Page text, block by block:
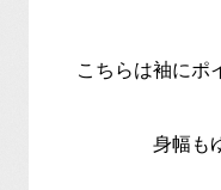
こちらは袖にポ
身幅も